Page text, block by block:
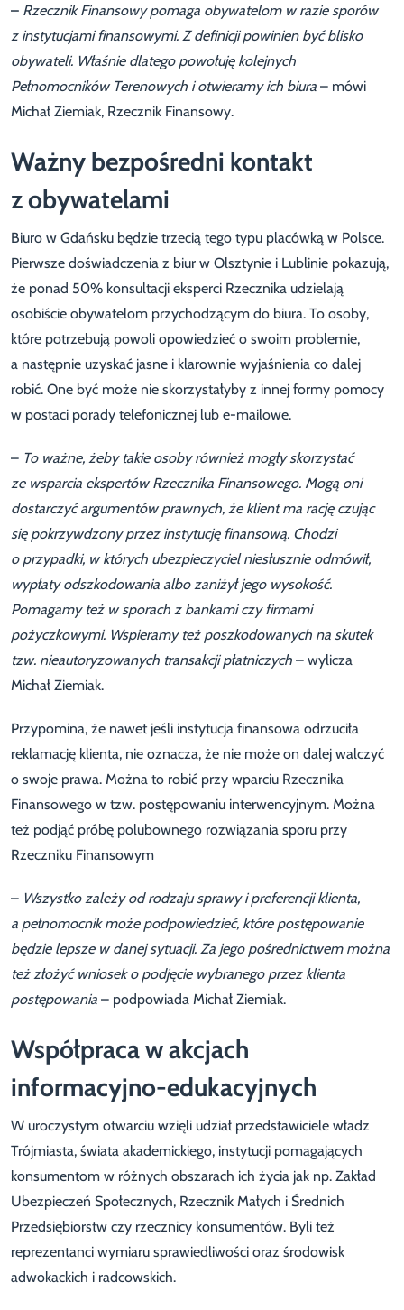
– Rzecznik Finansowy pomaga obywatelom w razie sporów
z instytucjami finansowymi. Z definicji powinien być blisko
obywateli. Właśnie dlatego powołuję kolejnych
Pełnomocników Terenowych i otwieramy ich biura – mówi
Michał Ziemiak, Rzecznik Finansowy.
Ważny bezpośredni kontakt
z obywatelami
Biuro w Gdańsku będzie trzecią tego typu placówką w Polsce.
Pierwsze doświadczenia z biur w Olsztynie i Lublinie pokazują,
że ponad 50% konsultacji eksperci Rzecznika udzielają
osobiście obywatelom przychodzącym do biura. To osoby,
które potrzebują powoli opowiedzieć o swoim problemie,
a następnie uzyskać jasne i klarownie wyjaśnienia co dalej
robić. One być może nie skorzystałyby z innej formy pomocy
w postaci porady telefonicznej lub e-mailowe.
– To ważne, żeby takie osoby również mogły skorzystać
ze wsparcia ekspertów Rzecznika Finansowego. Mogą oni
dostarczyć argumentów prawnych, że klient ma rację czując
się pokrzywdzony przez instytucję finansową. Chodzi
o przypadki, w których ubezpieczyciel niesłusznie odmówił,
wypłaty odszkodowania albo zaniżył jego wysokość.
Pomagamy też w sporach z bankami czy firmami
pożyczkowymi. Wspieramy też poszkodowanych na skutek
tzw. nieautoryzowanych transakcji płatniczych – wylicza
Michał Ziemiak.
Przypomina, że nawet jeśli instytucja finansowa odrzuciła
reklamację klienta, nie oznacza, że nie może on dalej walczyć
o swoje prawa. Można to robić przy wparciu Rzecznika
Finansowego w tzw. postępowaniu interwencyjnym. Można
też podjąć próbę polubownego rozwiązania sporu przy
Rzeczniku Finansowym
– Wszystko zależy od rodzaju sprawy i preferencji klienta,
a pełnomocnik może podpowiedzieć, które postępowanie
będzie lepsze w danej sytuacji. Za jego pośrednictwem można
też złożyć wniosek o podjęcie wybranego przez klienta
postępowania – podpowiada Michał Ziemiak.
Współpraca w akcjach
informacyjno-edukacyjnych
W uroczystym otwarciu wzięli udział przedstawiciele władz
Trójmiasta, świata akademickiego, instytucji pomagających
konsumentom w różnych obszarach ich życia jak np. Zakład
Ubezpieczeń Społecznych, Rzecznik Małych i Średnich
Przedsiębiorstw czy rzecznicy konsumentów. Byli też
reprezentanci wymiaru sprawiedliwości oraz środowisk
adwokackich i radcowskich.